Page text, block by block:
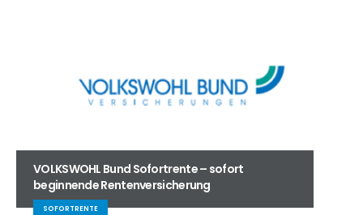
VOLKSWOHL Bund Sofortrente – sofort
beginnende Rentenversicherung
SOFORTRENTE